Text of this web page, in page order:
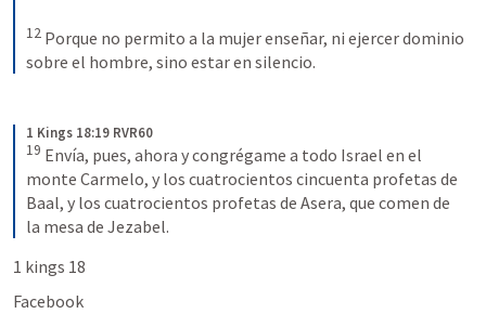
12 Porque no permito a la mujer enseñar, ni ejercer dominio
sobre el hombre, sino estar en silencio.
1 Kings 18:19 RVR60
19 Envía, pues, ahora y congrégame a todo Israel en el
monte Carmelo, y los cuatrocientos cincuenta profetas de
Baal, y los cuatrocientos profetas de Asera, que comen de
la mesa de Jezabel.
1 kings 18
Facebook